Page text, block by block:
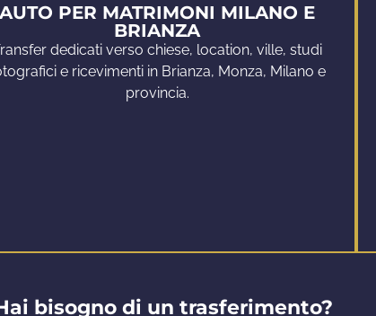
AUTO PER MATRIMONI MILANO E
BRIANZA
dedicati verso chiese, location, ville, studi
e ricevimenti in Brianza, Monza, Milano e
provincia.
bisogno di un trasferimento?